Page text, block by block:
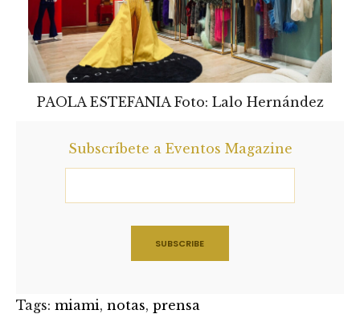
PAOLA ESTEFANIA Foto: Lalo Hernández
Subscríbete a Eventos Magazine
Tags: miami, notas, prensa